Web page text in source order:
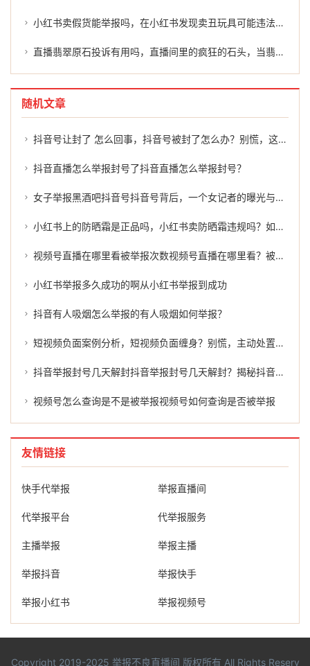
小红书卖假货能举报吗，在小红书发现卖丑玩具可能违法？别急，教你如何冷静应对与举报
直播翡翠原石投诉有用吗，直播间里的疯狂的石头，当翡翠原石变成疯狂的投诉
随机文章
抖音号让封了 怎么回事，抖音号被封了怎么办？别慌，这几招或许能帮到你
抖音直播怎么举报封号了抖音直播怎么举报封号？
女子举报黑酒吧抖音号抖音号背后，一个女记者的曝光与揭露
小红书上的防晒霜是正品吗，小红书卖防晒霜违规吗？如何有效举报？
视频号直播在哪里看被举报次数视频号直播在哪里看？被举报次数的真相
小红书举报多久成功的啊从小红书举报到成功
抖音有人吸烟怎么举报的有人吸烟如何举报？
短视频负面案例分析，短视频负面缠身？别慌，主动处置才是正解
抖音举报封号几天解封抖音举报封号几天解封？揭秘抖音平台的处罚机制及处理过程。
视频号怎么查询是不是被举报视频号如何查询是否被举报
友情链接
快手代举报 举报直播间
代举报平台 代举报服务
主播举报 举报主播
举报抖音 举报快手
举报小红书 举报视频号
Copyright 2019-2025 举报不良直播间 版权所有 All Rights Reserv